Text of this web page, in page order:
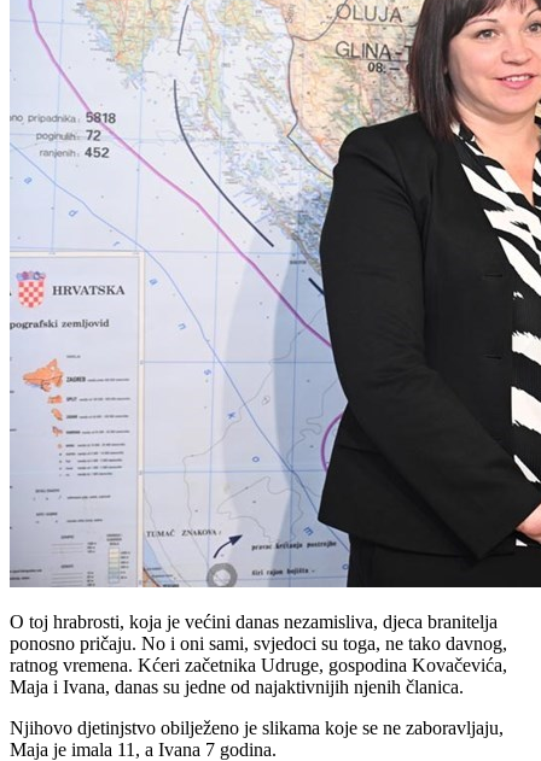
O toj hrabrosti, koja je većini danas nezamisliva, djeca branitelja
ponosno pričaju. No i oni sami, svjedoci su toga, ne tako davnog,
ratnog vremena. Kćeri začetnika Udruge, gospodina Kovačevića,
Maja i Ivana, danas su jedne od najaktivnijih njenih članica.
Njihovo djetinjstvo obilježeno je slikama koje se ne zaboravljaju,
Maja je imala 11, a Ivana 7 godina.